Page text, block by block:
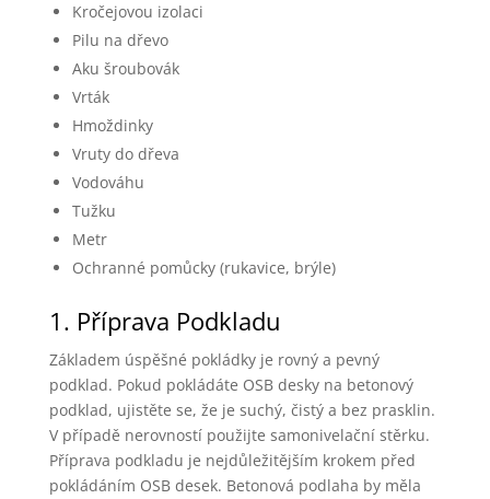
Kročejovou izolaci
Pilu na dřevo
Aku šroubovák
Vrták
Hmoždinky
Vruty do dřeva
Vodováhu
Tužku
Metr
Ochranné pomůcky (rukavice, brýle)
1. Příprava Podkladu
Základem úspěšné pokládky je rovný a pevný
podklad. Pokud pokládáte OSB desky na betonový
podklad, ujistěte se, že je suchý, čistý a bez prasklin.
V případě nerovností použijte samonivelační stěrku.
Příprava podkladu je nejdůležitějším krokem před
pokládáním OSB desek. Betonová podlaha by měla